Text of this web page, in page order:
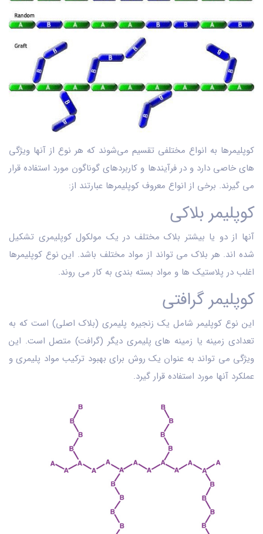
کوپلیمرها به انواع مختلفی تقسیم می‌شوند که هر نوع از آنها ویژگی‌
های خاصی دارد و در فرآیندها و کاربردهای گوناگون مورد استفاده قرار
می ‌گیرند. برخی از انواع معروف کوپلیمرها عبارتند از:
کوپلیمر‌ بلاکی
آنها از دو یا بیشتر بلاک مختلف در یک مولکول کوپلیمری تشکیل
شده ‌اند. هر بلاک می ‌تواند از مواد مختلف باشد. این نوع کوپلیمرها
اغلب در پلاستیک ‌ها و مواد بسته‌ بندی به کار می ‌روند.
کوپلیمر‌ گرافتی
این نوع کوپلیمر شامل یک زنجیره پلیمری (بلاک اصلی) است که به
تعدادی زمینه یا زمینه ‌های پلیمری دیگر (گرافت) متصل است. این
ویژگی می ‌تواند به عنوان یک روش برای بهبود ترکیب مواد پلیمری و
عملکرد آنها مورد استفاده قرار گیرد.